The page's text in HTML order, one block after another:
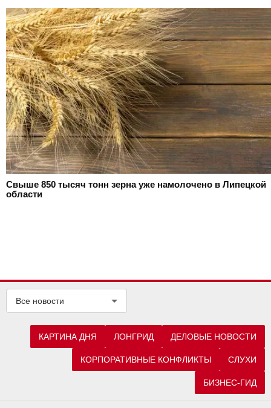
Свыше 850 тысяч тонн зерна уже намолочено в Липецкой
области
Все новости
КАРТИНА ДНЯ ЛОНГРИД ДЕЛОВЫЕ НОВОСТИ
КОРПОРАТИВНЫЕ КОНФЛИКТЫ СЛУХИ
БИЗНЕС-ГИД